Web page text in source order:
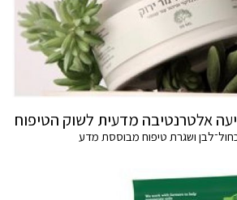
ושגרת טיפוח מבוססת מדע